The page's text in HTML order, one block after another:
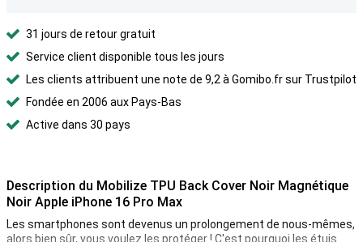
31 jours de retour gratuit
Service client disponible tous les jours
Les clients attribuent une note de 9,2 à Gomibo.fr sur Trustpilot
Fondée en 2006 aux Pays-Bas
Active dans 30 pays
Description du Mobilize TPU Back Cover Noir Magnétique
Noir Apple iPhone 16 Pro Max
Les smartphones sont devenus un prolongement de nous-mêmes,
alors bien sûr, vous voulez les protéger ! C'est pourquoi les étuis